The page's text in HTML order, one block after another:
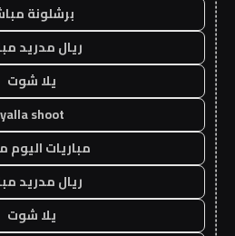
برشلونة
ريال مدريد
يلا شوت
yalla shoot
مباريات اليوم
ريال مدريد
يلا شوت